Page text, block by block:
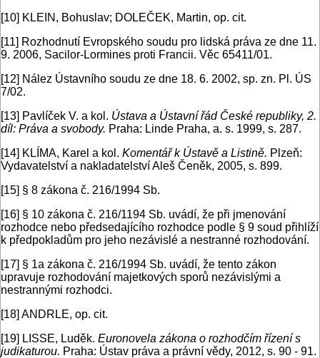
[10] KLEIN, Bohuslav; DOLEČEK, Martin, op. cit.
[11] Rozhodnutí Evropského soudu pro lidská práva ze dne 11.
9. 2006, Sacilor-Lormines proti Francii. Věc 65411/01.
[12] Nález Ústavního soudu ze dne 18. 6. 2002, sp. zn. Pl. ÚS
7/02.
[13] Pavlíček V. a kol. Ústava a Ústavní řád České republiky, 2.
díl: Práva a svobody. Praha: Linde Praha, a. s. 1999, s. 287.
[14] KLÍMA, Karel a kol. Komentář k Ústavě a Listině. Plzeň:
Vydavatelství a nakladatelství Aleš Čeněk, 2005, s. 899.
[15] § 8 zákona č. 216/1994 Sb.
[16] § 10 zákona č. 216/1194 Sb. uvádí, že při jmenování
rozhodce nebo předsedajícího rozhodce podle § 9 soud přihlíží
k předpokladům pro jeho nezávislé a nestranné rozhodování.
[17] § 1a zákona č. 216/1994 Sb. uvádí, že tento zákon
upravuje rozhodování majetkových sporů nezávislými a
nestrannými rozhodci.
[18] ANDRLE, op. cit.
[19] LISSE, Luděk. Euronovela zákona o rozhodčím řízení s
judikaturou. Praha: Ústav práva a právní vědy, 2012, s. 90 - 91.